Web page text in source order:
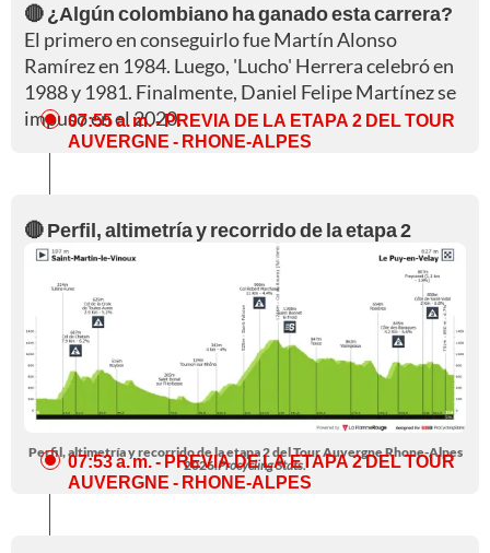
🔴 ¿Algún colombiano ha ganado esta carrera?
El primero en conseguirlo fue Martín Alonso
Ramírez en 1984. Luego, 'Lucho' Herrera celebró en
1988 y 1981. Finalmente, Daniel Felipe Martínez se
impuso en el 2020.
07:55 a. m.- PREVIA DE LA ETAPA 2 DEL TOUR
AUVERGNE - RHONE-ALPES
🔴 Perfil, altimetría y recorrido de la etapa 2
Perfil, altimetría y recorrido de la etapa 2 del Tour Auvergne Rhone-Alpes
2026.Procycling Stats.
07:53 a. m.- PREVIA DE LA ETAPA 2 DEL TOUR
AUVERGNE - RHONE-ALPES